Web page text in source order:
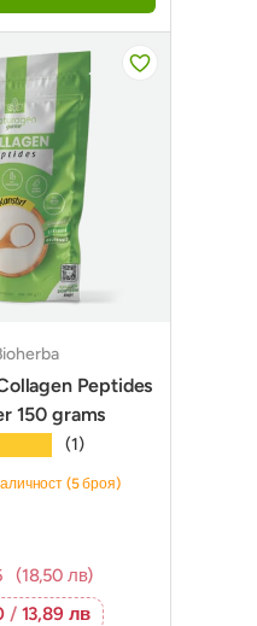
Peptides
150 grams
(1)
(5 броя)
(18,50 лв)
/ 13,89 лв